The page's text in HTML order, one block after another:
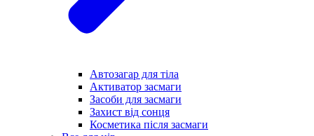
Автозагар для тіла
Активатор засмаги
Засоби для засмаги
Захист від сонця
Косметика після засмаги